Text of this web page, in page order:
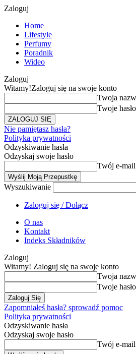
Zaloguj
Home
Lifestyle
Perfumy
Poradnik
Wideo
Zaloguj
Witamy!Zaloguj się na swoje konto
Twoja
Twoje hasło
Nie pamiętasz hasła?
Polityka prywatności
Odzyskiwanie hasła
Odzyskaj swoje hasło
Twój e-mail
Wyszukiwanie
Zaloguj się / Dołącz
O nas
Kontakt
Indeks Składników
Zaloguj
Witamy! Zaloguj się na swoje konto
Twoja
Twoje hasło
Zapomniałeś hasła? sprowadź pomoc
Polityka prywatności
Odzyskiwanie hasła
Odzyskaj swoje hasło
Twój e-mail